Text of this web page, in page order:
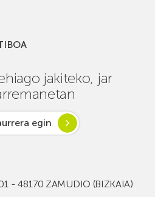
jakiteko, jar
egin
- 48170 ZAMUDIO (BIZKAIA)